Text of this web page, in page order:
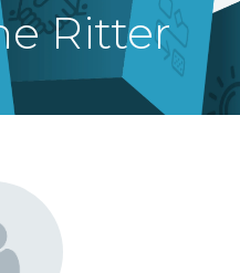
Ritter